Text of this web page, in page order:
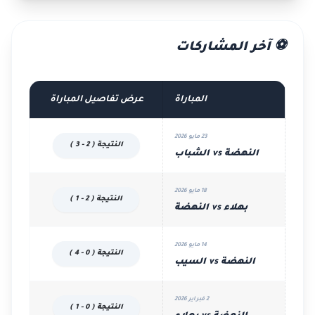
⚽ آخر المشاركات
المباراة عرض تفاصيل المباراة
23 مايو 2026
النهضة vs الشباب
النتيجة ( 2 - 3 )
18 مايو 2026
بهلاء vs النهضة
النتيجة ( 2 - 1 )
14 مايو 2026
النهضة vs السيب
النتيجة ( 0 - 4 )
2 فبراير 2026
النتيجة ( 0 - 1 )